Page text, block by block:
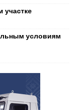
участке
условиям